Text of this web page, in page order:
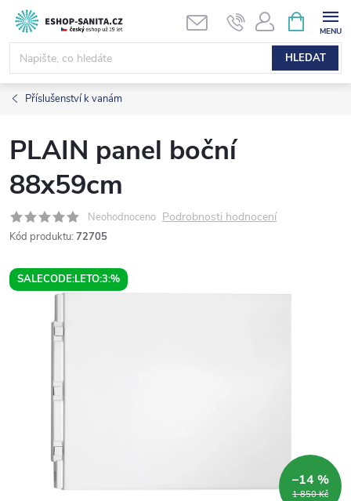
Přejít
obsah
HLEDAT
NÁKUPNÍ
KOŠÍK
Příslušenství k vanám
PLAIN panel boční
88x59cm
Neohodnoceno Podrobnosti hodnocení
Kód produktu: 72705
SALECODE:LETO:3:%
1 850 Kč
–14 %